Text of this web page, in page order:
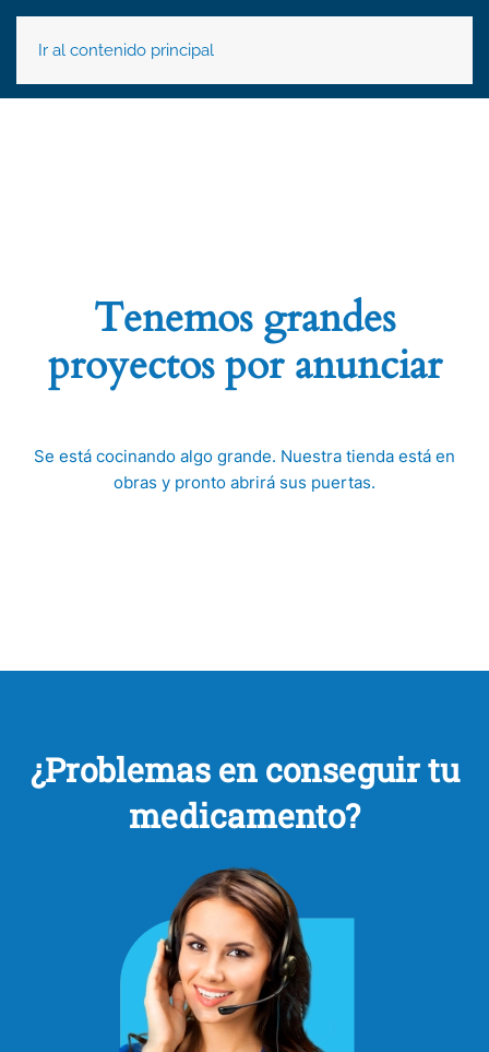
Ir al contenido principal
Tenemos grandes
proyectos por anunciar
Se está cocinando algo grande. Nuestra tienda está en
obras y pronto abrirá sus puertas.
¿Problemas en conseguir tu
medicamento?